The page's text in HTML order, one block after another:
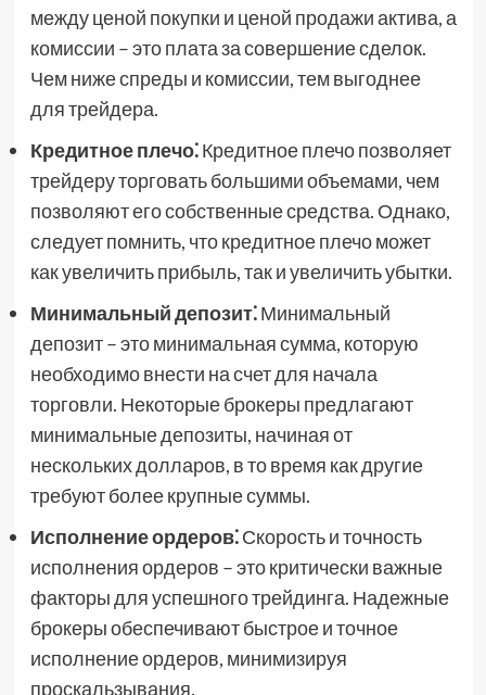
между ценой покупки и ценой продажи актива, а
комиссии – это плата за совершение сделок.
Чем ниже спреды и комиссии, тем выгоднее
для трейдера.
Кредитное плечо⁚Кредитное плечо позволяет
трейдеру торговать большими объемами, чем
позволяют его собственные средства. Однако,
следует помнить, что кредитное плечо может
как увеличить прибыль, так и увеличить убытки.
Минимальный депозит⁚Минимальный
депозит – это минимальная сумма, которую
необходимо внести на счет для начала
торговли. Некоторые брокеры предлагают
минимальные депозиты, начиная от
нескольких долларов, в то время как другие
требуют более крупные суммы.
Исполнение ордеров⁚Скорость и точность
исполнения ордеров – это критически важные
факторы для успешного трейдинга. Надежные
брокеры обеспечивают быстрое и точное
исполнение ордеров, минимизируя
проскальзывания.